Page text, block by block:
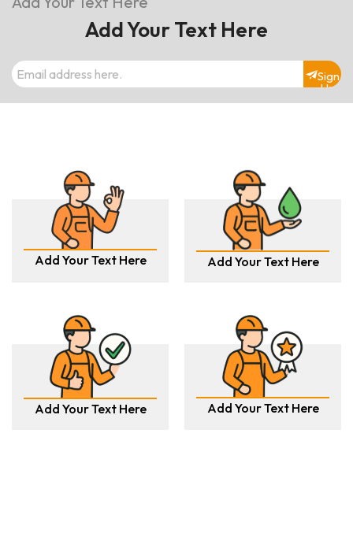
Add Your Text Here
Sign
Up
Add Your Text Here Add Your Text Here
Add Your Text Here Add Your Text Here